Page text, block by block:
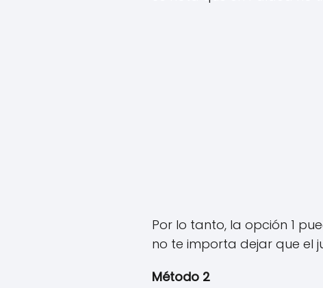
Por lo tanto, la opción 1
no te importa dejar que el
Método 2